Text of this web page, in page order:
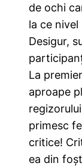
de ochi
la ce
Desigur,
La
aproape
primesc
critice!
ea din